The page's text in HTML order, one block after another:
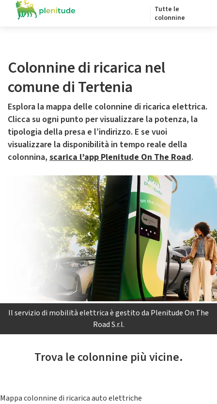
Tutte le
colonnine
Colonnine di ricarica nel
comune di Tertenia
Esplora la mappa delle colonnine di ricarica elettrica.
Clicca su ogni punto per visualizzare la potenza, la
tipologia della presa e l’indirizzo. E se vuoi
visualizzare la disponibilità in tempo reale della
colonnina, scarica l’app Plenitude On The Road.
Il servizio di mobilità elettrica è gestito da Plenitude On The
Road S.r.l.
Trova le colonnine più vicine.
Mappa colonnine di ricarica auto elettriche